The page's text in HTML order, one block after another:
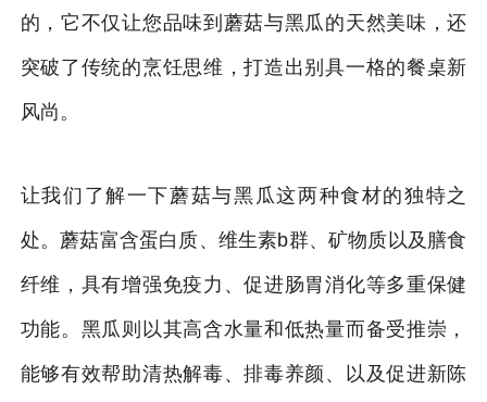
的，它不仅让您品味到蘑菇与黑瓜的天然美味，还
突破了传统的烹饪思维，打造出别具一格的餐桌新
风尚。
让我们了解一下蘑菇与黑瓜这两种食材的独特之
处。蘑菇富含蛋白质、维生素b群、矿物质以及膳食
纤维，具有增强免疫力、促进肠胃消化等多重保健
功能。黑瓜则以其高含水量和低热量而备受推崇，
能够有效帮助清热解毒、排毒养颜、以及促进新陈